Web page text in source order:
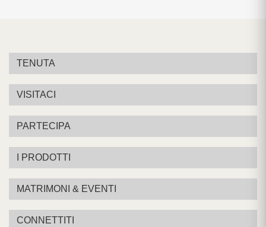
TENUTA
VISITACI
PARTECIPA
I PRODOTTI
MATRIMONI & EVENTI
CONNETTITI